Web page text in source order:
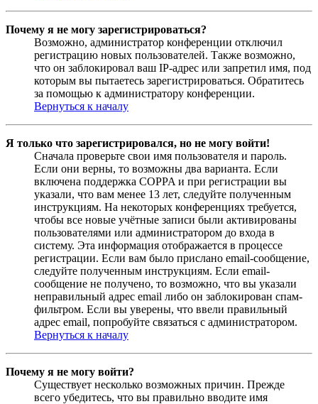
Почему я не могу зарегистрироваться?
Возможно, администратор конференции отключил
регистрацию новых пользователей. Также возможно,
что он заблокировал ваш IP-адрес или запретил имя, под
которым вы пытаетесь зарегистрироваться. Обратитесь
за помощью к администратору конференции.
Вернуться к началу
Я только что зарегистрировался, но не могу войти!
Сначала проверьте свои имя пользователя и пароль.
Если они верны, то возможны два варианта. Если
включена поддержка COPPA и при регистрации вы
указали, что вам менее 13 лет, следуйте полученным
инструкциям. На некоторых конференциях требуется,
чтобы все новые учётные записи были активированы
пользователями или администратором до входа в
систему. Эта информация отображается в процессе
регистрации. Если вам было прислано email-сообщение,
следуйте полученным инструкциям. Если email-
сообщение не получено, то возможно, что вы указали
неправильный адрес email либо он заблокирован спам-
фильтром. Если вы уверены, что ввели правильный
адрес email, попробуйте связаться с администратором.
Вернуться к началу
Почему я не могу войти?
Существует несколько возможных причин. Прежде
всего убедитесь, что вы правильно вводите имя